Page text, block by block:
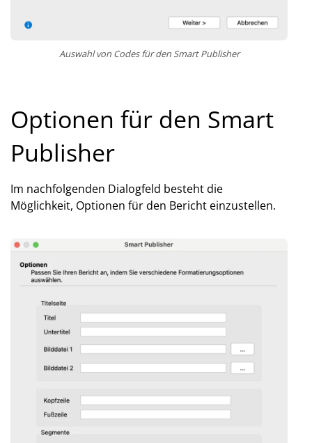
Auswahl von Codes für den Smart Publisher
Optionen für den Smart
Publisher
Im nachfolgenden Dialogfeld besteht die
Möglichkeit, Optionen für den Bericht einzustellen.